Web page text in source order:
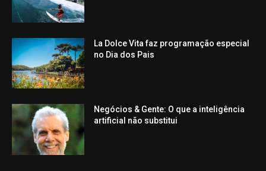
La Dolce Vita faz programação especial
no Dia dos Pais
Negócios & Gente: O que a inteligência
artificial não substitui